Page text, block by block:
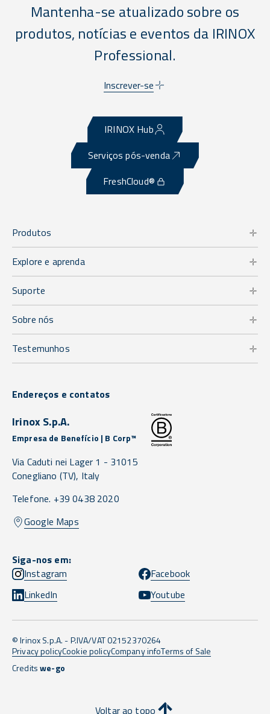
Mantenha-se atualizado sobre os
produtos, notícias e eventos da IRINOX
Professional.
Inscrever-se
IRINOX Hub
Serviços pós-venda
FreshCloud®
Produtos
Explore e aprenda
Suporte
Sobre nós
Testemunhos
Endereços e contatos
Irinox S.p.A.
Empresa de Benefício | B Corp™
Via Caduti nei Lager 1 - 31015
Conegliano (TV), Italy
Telefone. +39 0438 2020
Google Maps
Siga-nos em:
Instagram
Facebook
LinkedIn
Youtube
© Irinox S.p.A. - P.IVA/VAT 02152370264
Privacy policyCookie policyCompany infoTerms of Sale
Creditswe-go
Voltar ao topo